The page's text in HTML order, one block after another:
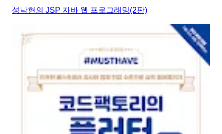
성낙현의 JSP 자바 웹 프로그래밍(2판)